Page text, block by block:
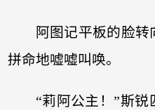
阿图记平板的脸
拼命地嘘嘘叫唤。
“莉阿公主！”斯